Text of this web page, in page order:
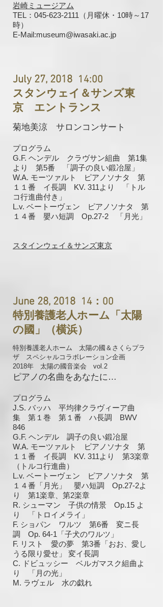
岩崎ミュージアム
TEL：045-623-2111 （月曜休・10時～17
時）
E-Mail:museum@iwasaki.ac.jp
July 27, 2018 14:00
スタンウェイ＆サンズ東
京 エントランス
菊地美涼 サロンコンサート
プログラム
G.F. ヘンデル クラヴサン組曲 第1集
より 第5番 「調子の良い鍛冶屋」
W.A. モーツァルト ピアノソナタ 第
１１番 イ長調 KV. 311より 「トル
コ行進曲付き」
L.v. ベートーヴェン ピアノソナタ 第
１４番 嬰ハ短調 Op.27-2 「月光」
スタインウェイ＆サンズ東京
June 28, 2018 14：00
特別養護老人ホーム「太陽
の國」（横浜）
特別養護老人ホーム 太陽の國＆さくらプラ
ザ スペシャルコラボレーション企画
2018年 太陽の國音楽会 vol.2
ピアノの名曲をあなたに…
プログラム
J.S. バッハ 平均律クラヴィーア曲
集 第１巻 第１番 ハ長調 BWV
846
G.F. ヘンデル 調子の良い鍛冶屋
W.A. モーツァルト ピアノソナタ 第
１１番 イ長調 KV. 311より 第3楽章
（トルコ行進曲）
L.v. ベートーヴェン ピアノソナタ 第
１４番「月光」 嬰ハ短調 Op.27-2よ
り 第1楽章、第2楽章
R. シューマン 子供の情景 Op.15 よ
り 「トロイメライ」
F. ショパン ワルツ 第6番 変ニ長
調 Op. 64-1「子犬のワルツ」
F. リスト 愛の夢 第3番「おお、愛し
うる限り愛せ」 変イ長調
C. ドビュッシー ベルガマスク組曲よ
り 「月の光」
M. ラヴェル 水の戯れ